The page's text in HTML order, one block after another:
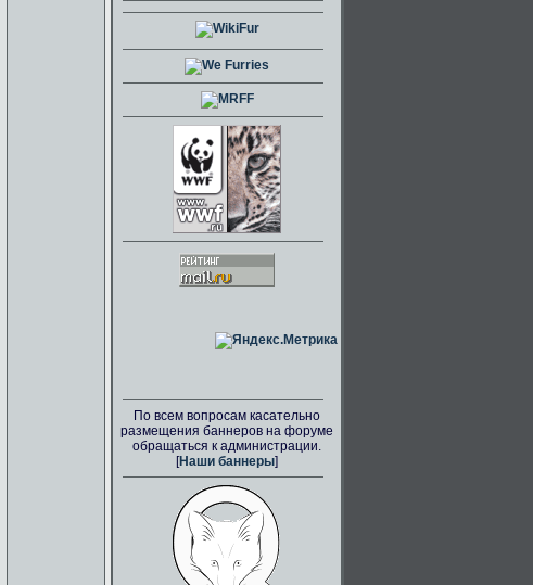
По всем вопросам касательно
размещения баннеров на форуме
обращаться к администрации.
[Наши баннеры]